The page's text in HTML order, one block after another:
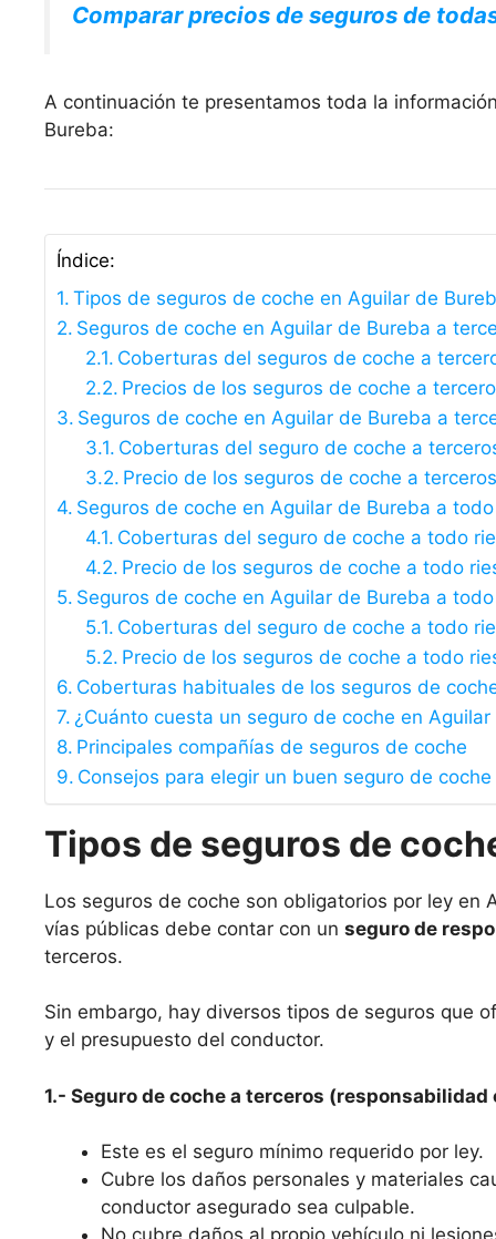
Comparar precios de seguros de
A continuación te presentamos toda la
Bureba:
Índice:
Tipos de seguros de coche en Aguilar de
Seguros de coche en Aguilar de Bureba a
Coberturas del seguros de coche a
Precios de los seguros de coche a
Seguros de coche en Aguilar de Bureba a
Coberturas del seguro de coche a
Precio de los seguros de coche a
Seguros de coche en Aguilar de Bureba a
Coberturas del seguro de coche a todo
Precio de los seguros de coche a todo
Seguros de coche en Aguilar de Bureba a
Coberturas del seguro de coche a todo
Precio de los seguros de coche a todo
Coberturas habituales de los seguros de
¿Cuánto cuesta un seguro de coche en
Principales compañías de seguros de coche
Consejos para elegir un buen seguro de coche
Tipos de seguros de
Los seguros de coche son obligatorios por ley en
vías públicas debe contar con un seguro de
terceros.
Sin embargo, hay diversos tipos de seguros que
y el presupuesto del conductor.
1.- Seguro de coche a terceros
Este es el seguro mínimo requerido por ley.
Cubre los daños personales y materiales
conductor asegurado sea culpable.